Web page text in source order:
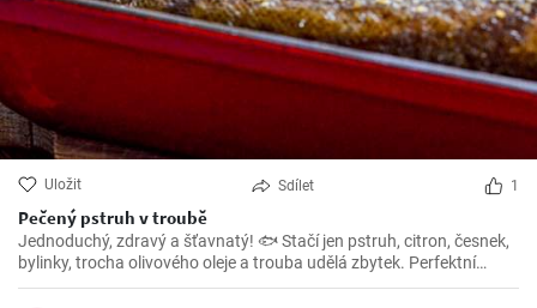
Uložit Sdílet 1
Pečený pstruh v troubě
Jednoduchý, zdravý a šťavnatý! 🐟 Stačí jen pstruh, citron, česnek,
bylinky, trocha olivového oleje a trouba udělá zbytek. Perfektní
večeře do 30 minut! 🕒👌